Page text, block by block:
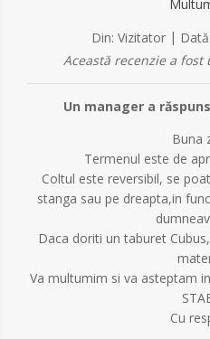
Din: Vizitator | Dată:
Această recenzie a fost
Un manager a
Buna
Termenul este de
Coltul este reversibil, se
stanga sau pe dreapta,in
Daca doriti un taburet
Va multumim si va asteptam
Cu